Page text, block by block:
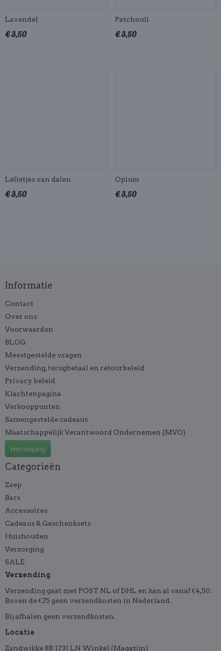
Lavendel
€ 3,50
Patchouli
€ 3,50
Lelietjes van dalen
€ 3,50
Opium
€ 3,50
Informatie
Contact
Over ons
Voorwaarden
BLOG
Meestgestelde vragen
Verzending, terugbetaal en retourbeleid
Privacy beleid
Klachtenpagina
Verkooppunten
Samengestelde cadeaus
Maatschappelijk Verantwoord Ondernemen (MVO)
Herroeping
Categorieën
Zeep
Bars
Accessoires
Cadeaus & Geschenksets
Huishouden
Verzorging
SALE
Verzending
Verzending gaat met POST NL of DHL en kan al vanaf €4,50.
Boven de €75 geen verzendkosten in Nederland.
Bij afhalen geen verzendkosten.
Locatie
Zandwikke 8B 1731 LN Winkel (Magazijn)